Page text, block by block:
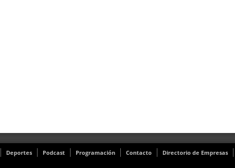
Deportes Podcast Programación Contacto Directorio de Empresas